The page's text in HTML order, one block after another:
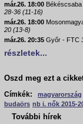
már.26. 18:00
28-36 (11-16)
már.26. 18:00
20 (13-8)
már.26. 20:35 Győr - FTC
részletek...
Oszd meg ezt a
Címkék:
magyarország
budaörs nb i. nők 2015-
További hírek